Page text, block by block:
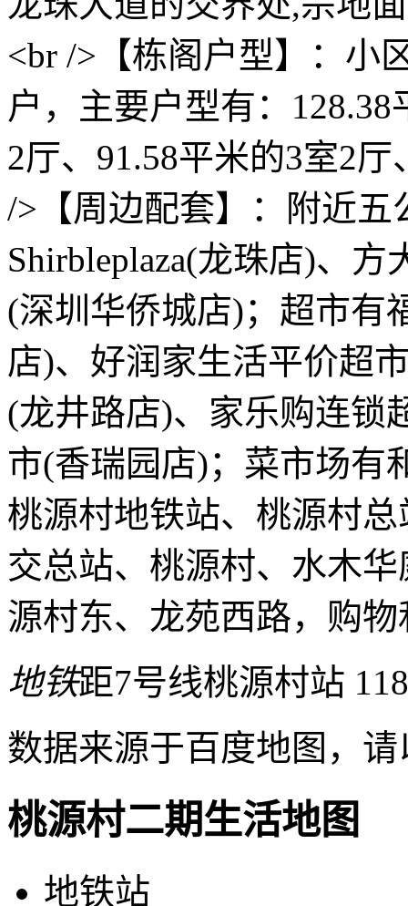
<br />【栋阁户型】：小
户，主要户型有：
2厅、91.58平米的3室2
/>【周边配套】：附近
Shirbleplaza(龙珠店)、
(深圳华侨城店)；超市有
店)、好润家生活平价超
(龙井路店)、家乐购连锁
市(香瑞园店)；菜市场有
桃源村地铁站、桃源村
交总站、桃源村、水木
源村东、龙苑西路，购
地铁距7号线桃源村站
数据来源于百度地图，
桃源村二期生活地图
地铁站